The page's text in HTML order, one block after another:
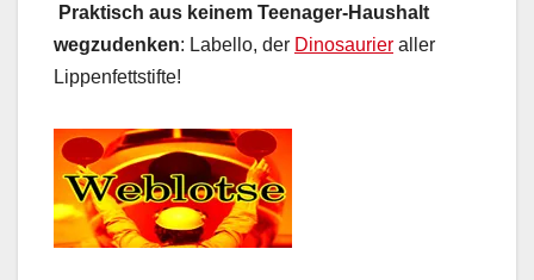
Praktisch aus keinem Teenager-Haushalt
wegzudenken: Labello, der Dinosaurier aller
Lippenfettstifte!